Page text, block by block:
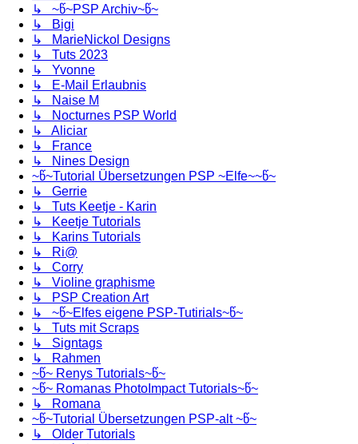
↳ ~წ~PSP Archiv~წ~
↳ Bigi
↳ MarieNickol Designs
↳ Tuts 2023
↳ Yvonne
↳ E-Mail Erlaubnis
↳ Naise M
↳ Nocturnes PSP World
↳ Aliciar
↳ France
↳ Nines Design
~წ~Tutorial Übersetzungen PSP ~Elfe~~წ~
↳ Gerrie
↳ Tuts Keetje - Karin
↳ Keetje Tutorials
↳ Karins Tutorials
↳ Ri@
↳ Corry
↳ Violine graphisme
↳ PSP Creation Art
↳ ~წ~Elfes eigene PSP-Tutirials~წ~
↳ Tuts mit Scraps
↳ Signtags
↳ Rahmen
~წ~ Renys Tutorials~წ~
~წ~ Romanas PhotoImpact Tutorials~წ~
↳ Romana
~წ~Tutorial Übersetzungen PSP-alt ~წ~
↳ Older Tutorials